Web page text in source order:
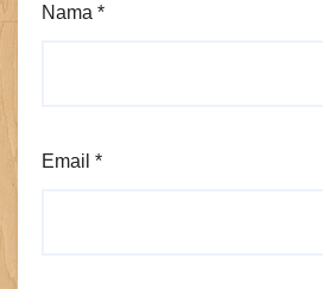
Nama *
Email *